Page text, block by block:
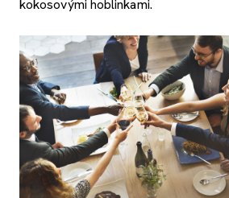
kokosovými hoblinkami.